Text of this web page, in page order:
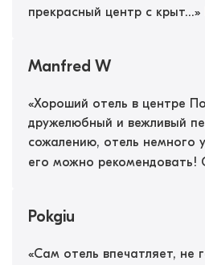
прекрасный центр с крыт...»
Manfred W
«Хороший отель в центре
дружелюбный и вежливый
сожалению, отель немного
его можно рекомендовать!
Pokgiu
«Сам отель впечатляет, не